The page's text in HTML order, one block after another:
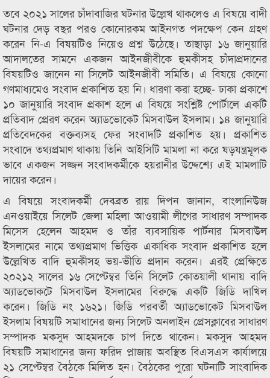
তবে ২০২১ সালের চাঁদাবাজির ঘটনার উল্লেখ থাকলেও এ বিষয়ে বাদী
ঘটনার দেড় বছর পরও কোনোরকম আইনগত পদক্ষেপ কেন গ্রহণ
করেন নি-এ বিষয়টিও নিয়েও প্রশ্ন উঠেছে। তাছাড়া ১৬ জানুয়ারি
আদালতের সামনে একজন আইনজীবীকে হুমকীসহ চাঁদাপ্রদানের
বিষয়টিও জানেন না সিলেট আইনজীবী সমিতি। এ বিষয়ে কোনো
গণমাধ্যমেও সংবাদ প্রকাশিত হয় নি। ধারণা করা হচ্ছে- ঢাকা প্রকাশে
১০ জানুয়ারি সংবাদ প্রকাশ হলে এ বিষয়ে সংশ্লিষ্ট পোর্টালে একটি
প্রতিবাদ প্রেরণ করেন অ্যাডভোকেট মিসবাউল ইসলাম। ১৪ জানুয়ারি
প্রতিবেদকের বক্তব্যসহ ফের সংবাদটি প্রকাশিত হয়। প্রকাশিত
সংবাদে তথ্যপ্রমাণ থাকায় তিনি আইসিটি মামলা না করে ষড়যন্ত্রমূলক
ভাবে একজন সজ্জন সংবাদকর্মীকে হয়রানীর উদ্দেশ্যে এই মামলাটি
দায়ের করেন।
এ বিষয়ে সংবাদকর্মী দেবব্রত রায় দিপন জানান, বাংলানিউজ
এনওয়াইয়ে সিলেট জেলা মহিলা আওয়ামী লীগের সাধারণ সম্পাদক
মিসেস হেলেন আহমদ ও তাঁর ব্যবসায়িক পার্টনার মিসবাউল
ইসলামের নামে তথ্যপ্রমাণ ভিত্তিক একাধিক সংবাদ প্রকাশিত হলে
উল্লেখিত বাদি হুমকীসহ ভয়-ভীতি প্রদান করেন। এরই প্রেক্ষিতে
২০২১২ সালের ১৬ সেপ্টেম্বর তিনি সিলেট কোতয়ালী থানায় বাদি
অ্যাডভোকটে মিসবাউল ইসলামের ‍বিরুদ্ধে একটি জিডি দাখিল
করেন। জিডি নং ১৬২১। জিডি পরবর্তী অ্যাডভোকেট মিসবাউল
ইসলাম বিষয়টি সমাধানের জন্য সিলেট অনলাইন প্রেসক্লাবের সাধারণ
সম্পাদক মকসুদ আহমদকে চাপ দিতে থাকেন। মকসুদ আহমদ
বিষয়টি সমাধানের জন্য ফরিদ প্লাজায় অবস্থিত বিএসএস কার্যালয়ে
২১ সেপ্টেম্বর বৈঠকে মিলিত হন। বৈঠকের পুরো ঘটনাটি সাংবাদিক